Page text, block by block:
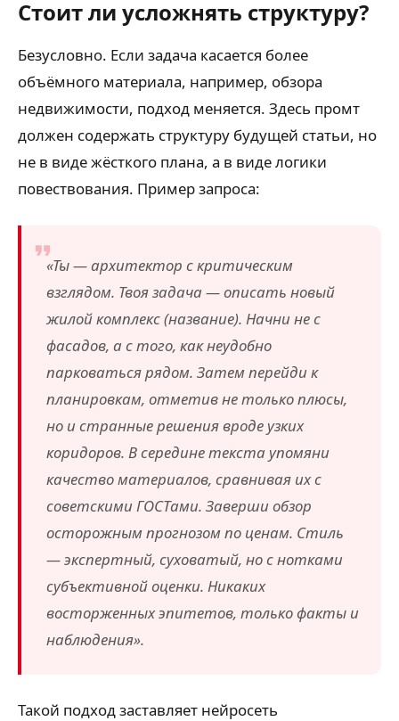
Стоит ли усложнять структуру?
Безусловно. Если задача касается более
объёмного материала, например, обзора
недвижимости, подход меняется. Здесь промт
должен содержать структуру будущей статьи, но
не в виде жёсткого плана, а в виде логики
повествования. Пример запроса:
«Ты — архитектор с критическим
взглядом. Твоя задача — описать новый
жилой комплекс (название). Начни не с
фасадов, а с того, как неудобно
парковаться рядом. Затем перейди к
планировкам, отметив не только плюсы,
но и странные решения вроде узких
коридоров. В середине текста упомяни
качество материалов, сравнивая их с
советскими ГОСТами. Заверши обзор
осторожным прогнозом по ценам. Стиль
— экспертный, суховатый, но с нотками
субъективной оценки. Никаких
восторженных эпитетов, только факты и
наблюдения».
Такой подход заставляет нейросеть